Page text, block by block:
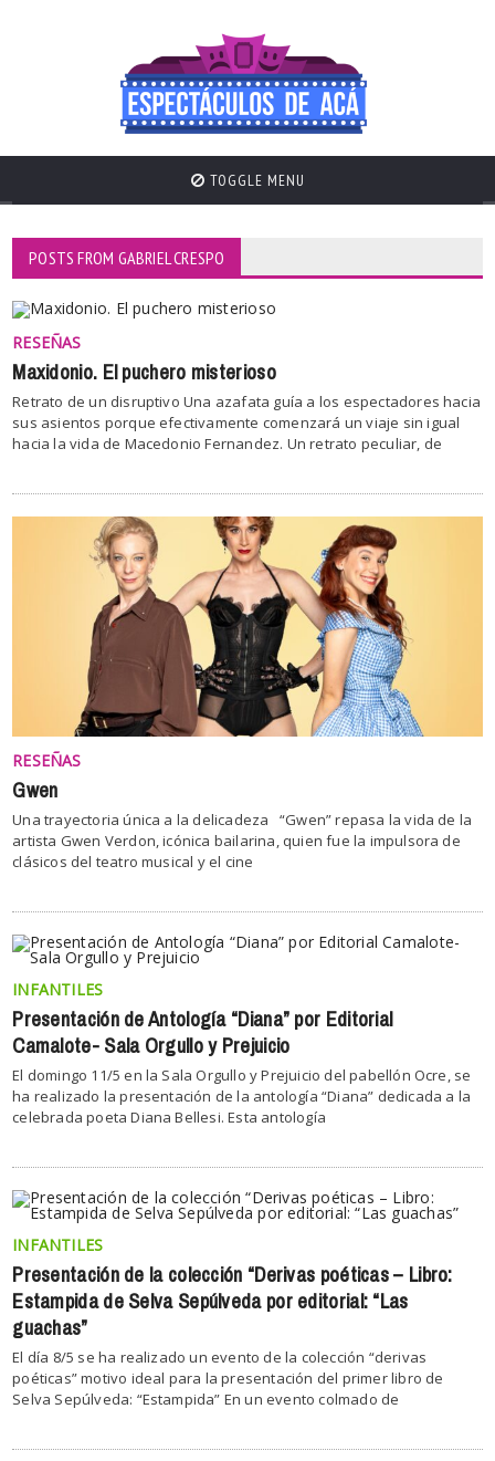
TOGGLE MENU
POSTS FROM GABRIEL CRESPO
RESEÑAS
Maxidonio. El puchero misterioso
Retrato de un disruptivo Una azafata guía a los espectadores hacia
sus asientos porque efectivamente comenzará un viaje sin igual
hacia la vida de Macedonio Fernandez. Un retrato peculiar, de
RESEÑAS
Gwen
Una trayectoria única a la delicadeza “Gwen” repasa la vida de la
artista Gwen Verdon, icónica bailarina, quien fue la impulsora de
clásicos del teatro musical y el cine
INFANTILES
Presentación de Antología “Diana” por Editorial
Camalote- Sala Orgullo y Prejuicio
El domingo 11/5 en la Sala Orgullo y Prejuicio del pabellón Ocre, se
ha realizado la presentación de la antología “Diana” dedicada a la
celebrada poeta Diana Bellesi. Esta antología
INFANTILES
Presentación de la colección “Derivas poéticas – Libro:
Estampida de Selva Sepúlveda por editorial: “Las
guachas”
El día 8/5 se ha realizado un evento de la colección “derivas
poéticas” motivo ideal para la presentación del primer libro de
Selva Sepúlveda: “Estampida” En un evento colmado de